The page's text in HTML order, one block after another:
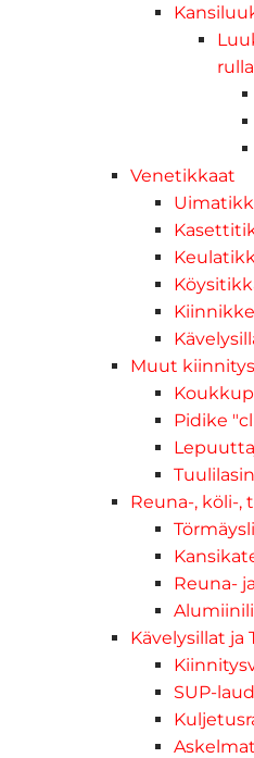
Venetikkaat
Muut
Pidike
Reuna-, köli-,
Reuna-
Kävelysillat ja
SUP-
Askelmat